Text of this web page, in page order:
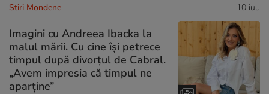
Stiri Mondene 10 iul.
Imagini cu Andreea Ibacka la
malul mării. Cu cine își petrece
timpul după divorțul de Cabral.
„Avem impresia că timpul ne
aparține”